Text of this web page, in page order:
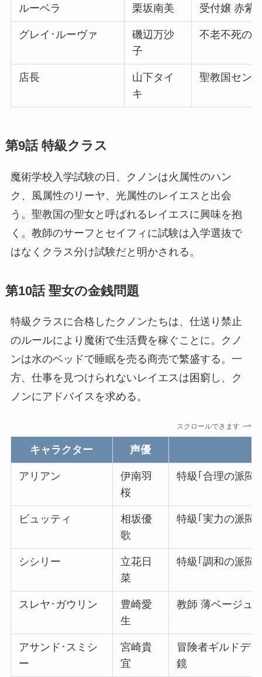
ルーベラ 栗坂南美 受付嬢 赤紫
グレイ･ルーヴァ
磯辺万沙
子
不老不死の
店長
山下タイ
キ
聖教国セン
第9話 特級クラス
魔術学校入学試験の日、クノンは火属性のハン
ク、風属性のリーヤ、光属性のレイエスと出会
う。聖教国の聖女と呼ばれるレイエスに興味を抱
く。教師のサーフとセイフィに試験は入学選抜で
はなくクラス分け試験だと明かされる。
第10話 聖女の金銭問題
特級クラスに合格したクノンたちは、仕送り禁止
のルールにより魔術で生活費を稼ぐことに。クノ
ンは水のベッドで睡眠を売る商売で繁盛する。一
方、仕事を見つけられないレイエスは困窮し、ク
ノンにアドバイスを求める。
スクロールできます
キャラクター 声優
アリアン
伊南羽
桜
特級｢合理の派閥
ビュッティ
相坂優
歌
特級｢実力の派閥
シシリー
立花日
菜
特級｢調和の派閥
スレヤ･ガウリン
豊崎愛
生
教師 薄ベージュ
アサンド･スミシ
ー
宮崎貴
宜
冒険者ギルドデ
鏡